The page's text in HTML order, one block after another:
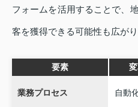
フォームを活用することで、
客を獲得できる可能性も広がり
要素
業務プロセス 自動